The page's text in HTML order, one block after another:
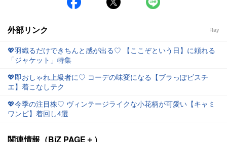
外部リンク Ray
💖羽織るだけできちんと感が出る♡ 【ここぞという日】に頼れる
「ジャケット」特集
💖即おしゃれ上級者に♡ コーデの味変になる【ブラっぽビスチ
エ】着こなしテク
💖今季の注目株♡ ヴィンテージライクな小花柄が可愛い【キャミ
ワンピ】着回し4選
関連情報（BiZ PAGE＋）